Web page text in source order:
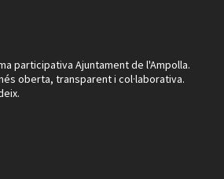
participativa Ajuntament de l'Ampolla.
oberta, transparent i col·laborativa.